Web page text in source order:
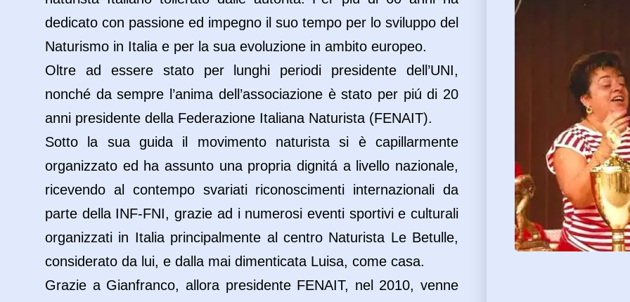
dedicato con passione ed impegno il suo tempo per lo sviluppo del
Naturismo in Italia e per la sua evoluzione in ambito europeo.
Oltre ad essere stato per lunghi periodi presidente dell’UNI,
nonché da sempre l’anima dell’associazione è stato per piú di 20
anni presidente della Federazione Italiana Naturista (FENAIT).
Sotto la sua guida il movimento naturista si è capillarmente
organizzato ed ha assunto una propria dignitá a livello nazionale,
ricevendo al contempo svariati riconoscimenti internazionali da
parte della INF-FNI, grazie ad i numerosi eventi sportivi e culturali
organizzati in Italia principalmente al centro Naturista Le Betulle,
considerato da lui, e dalla mai dimenticata Luisa, come casa.
Grazie a Gianfranco, allora presidente FENAIT, nel 2010, venne